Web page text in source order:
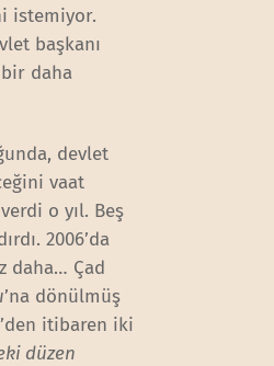
istemiyor.
başkanı
bir daha
devlet
vaat
verdi o yıl. Beş
2006’da
daha… Çad
’na dönülmüş
itibaren iki
düzen